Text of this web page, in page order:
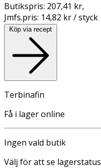
Butikspris: 207,41 kr,
Jmfs.pris: 14,82 kr / styck
Köp via recept
Terbinafin
Få i lager online
Ingen vald butik
Välj för att se lagerstatus